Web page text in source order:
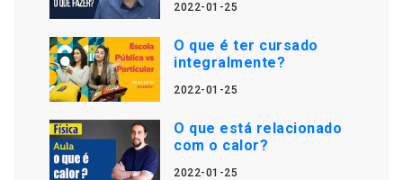
2022-01-25
O que é ter cursado
integralmente?
2022-01-25
O que está relacionado
com o calor?
2022-01-25